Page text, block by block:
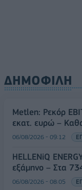
ΔΗΜΟΦΙΛΗ
Metlen: Ρεκόρ
εκατ. ευρώ –
06/08/2026 - 09:12
HELLENiQ
εξάμηνο – Στα
06/08/2026 - 08:05